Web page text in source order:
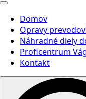
Domov
Opravy
Náhradné diely
Proficentrum
Kontakt